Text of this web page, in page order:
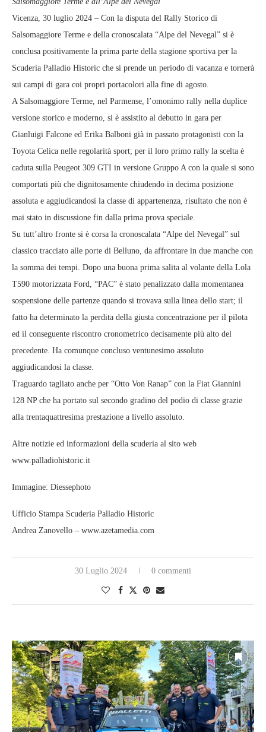
Vicenza, 30 luglio 2024 – Con la disputa del Rally Storico di
Salsomaggiore Terme e della cronoscalata “Alpe del Nevegal” si è
conclusa positivamente la prima parte della stagione sportiva per la
Scuderia Palladio Historic che si prende un periodo di vacanza e tornerà
sui campi di gara coi propri portacolori alla fine di agosto.
A Salsomaggiore Terme, nel Parmense, l’omonimo rally nella duplice
versione storico e moderno, si è assistito al debutto in gara per
Gianluigi Falcone ed Erika Balboni già in passato protagonisti con la
Toyota Celica nelle regolarità sport; per il loro primo rally la scelta è
caduta sulla Peugeot 309 GTI in versione Gruppo A con la quale si sono
comportati più che dignitosamente chiudendo in decima posizione
assoluta e aggiudicandosi la classe di appartenenza, risultato che non è
mai stato in discussione fin dalla prima prova speciale.
Su tutt’altro fronte si è corsa la cronoscalata “Alpe del Nevegal” sul
classico tracciato alle porte di Belluno, da affrontare in due manche con
la somma dei tempi. Dopo una buona prima salita al volante della Lola
T590 motorizzata Ford, “PAC” è stato penalizzato dalla momentanea
sospensione delle partenze quando si trovava sulla linea dello start; il
fatto ha determinato la perdita della giusta concentrazione per il pilota
ed il conseguente riscontro cronometrico decisamente più alto del
precedente. Ha comunque concluso ventunesimo assoluto
aggiudicandosi la classe.
Traguardo tagliato anche per “Otto Von Ranap” con la Fiat Giannini
128 NP che ha portato sul secondo gradino del podio di classe grazie
alla trentaquattresima prestazione a livello assoluto.
Altre notizie ed informazioni della scuderia al sito web
www.palladiohistoric.it
Immagine: Diessephoto
Ufficio Stampa Scuderia Palladio Historic
Andrea Zanovello – www.azetamedia.com
30 Luglio 2024 0 commenti